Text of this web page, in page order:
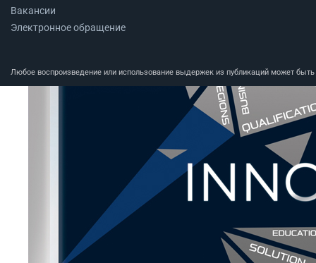
Вакансии
Электронное обращение
Любое воспроизведение или использование выдержек из публикаций может